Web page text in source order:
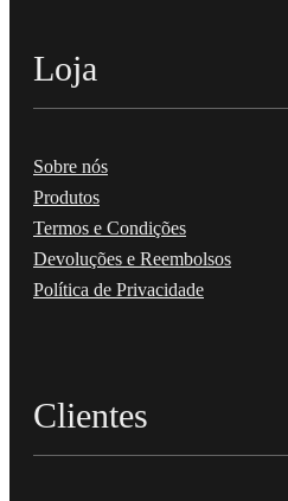
Loja
Sobre nós
Produtos
Termos e Condições
Devoluções e Reembolsos
Política de Privacidade
Clientes